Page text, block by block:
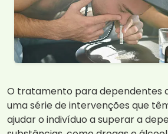
O tratamento para dependentes
uma série de intervenções que
ajudar o indivíduo a superar a